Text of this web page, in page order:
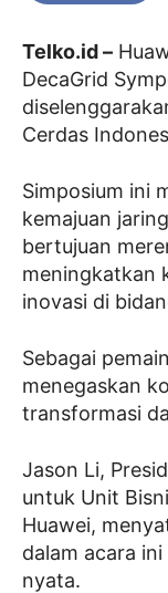
Telko.id –
DecaGrid
Cerdas
Simposium ini
kemajuan
bertujuan
meningkatkan
inovasi di
Sebagai
menegaskan
transformasi
Jason Li,
untuk Unit
Huawei,
dalam acara
nyata.